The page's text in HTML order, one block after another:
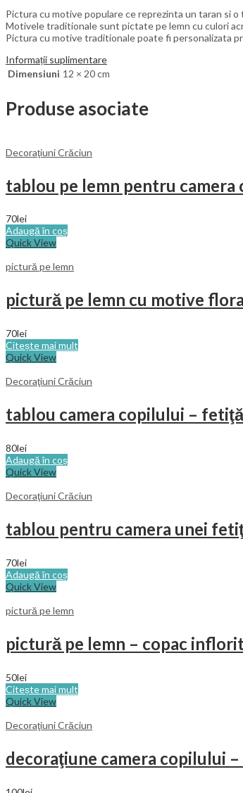
Pictura cu motive populare ce reprezinta un taran si
Motivele traditionale sunt pictate pe lemn cu culori
Pictura cu motive traditionale poate fi personalizata
Informații suplimentare
Dimensiuni 12 × 20 cm
Produse asociate
Decoraţiuni Crăciun
tablou pe lemn pentru camera
70lei
Adaugă în coș
Quick View
pictură pe lemn
pictură pe lemn cu motive
70lei
Citește mai mult
Quick View
Decoraţiuni Crăciun
tablou camera copilului –
80lei
Adaugă în coș
Quick View
Decoraţiuni Crăciun
tablou pentru camera unei
70lei
Adaugă în coș
Quick View
pictură pe lemn
pictură pe lemn – copac
50lei
Citește mai mult
Quick View
Decoraţiuni Crăciun
decoraţiune camera copilului